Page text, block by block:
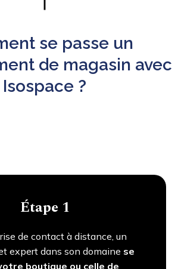
se passe un
de magasin avec
Isospace ?
Étape 1
de contact à distance, un
expert dans son domaine se
boutique ou celle de